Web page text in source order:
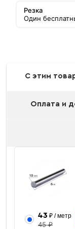
Резка
Один
С этим
Оплата и
43 ₽ / метр
45 ₽